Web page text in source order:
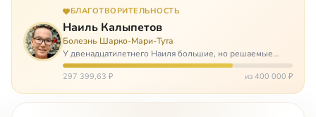
БЛАГОТВОРИТЕЛЬНОСТЬ
Наиль Калыпетов
Болезнь Шарко-Мари-Тута
У двенадцатилетнего Наиля большие, но решаемые
проблемы. Он болен редкой болезнью, которая ставит
перед ним множество непростых задача, угрожая в
297 399,63 ₽ из 400 000 ₽